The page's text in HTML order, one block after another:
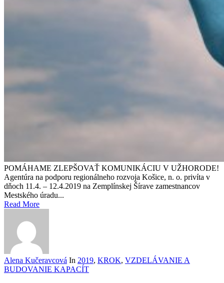
POMÁHAME ZLEPŠOVAŤ KOMUNIKÁCIU V UŽHORODE!
Agentúra na podporu regionálneho rozvoja Košice, n. o. privíta v
dňoch 11.4. – 12.4.2019 na Zemplínskej Šírave zamestnancov
Mestského úradu...
Read More
Alena Kučeravcová In 2019, KROK, VZDELÁVANIE A
BUDOVANIE KAPACÍT